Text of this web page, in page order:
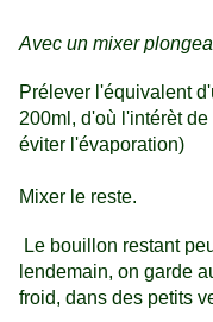
Avec un mixer
Prélever l'équivalent
200ml, d'où l'intérèt
éviter l'évaporation)
Mixer le reste.
Le bouillon restant
lendemain, on garde
froid, dans des petits